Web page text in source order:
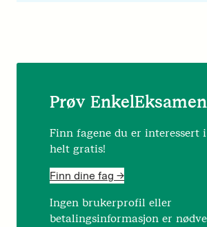
Prøv
Finn fagene du er interessert
helt gratis!
Finn dine fag ->
Ingen brukerprofil eller
betalingsinformasjon er